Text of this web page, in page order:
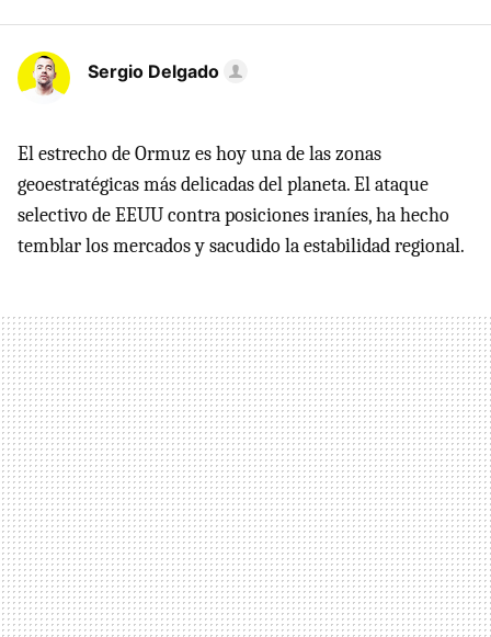
Sergio Delgado
El estrecho de Ormuz es hoy una de las zonas
geoestratégicas más delicadas del planeta. El ataque
selectivo de EEUU contra posiciones iraníes, ha hecho
temblar los mercados y sacudido la estabilidad regional.